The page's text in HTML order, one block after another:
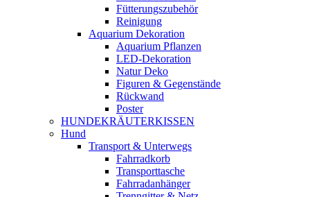
Fütterungszubehör
Reinigung
Aquarium Dekoration
Aquarium Pflanzen
LED-Dekoration
Natur Deko
Figuren & Gegenstände
Rückwand
Poster
HUNDEKRÄUTERKISSEN
Hund
Transport & Unterwegs
Fahrradkorb
Transporttasche
Fahrradanhänger